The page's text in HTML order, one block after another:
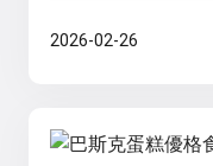
2026-02-26